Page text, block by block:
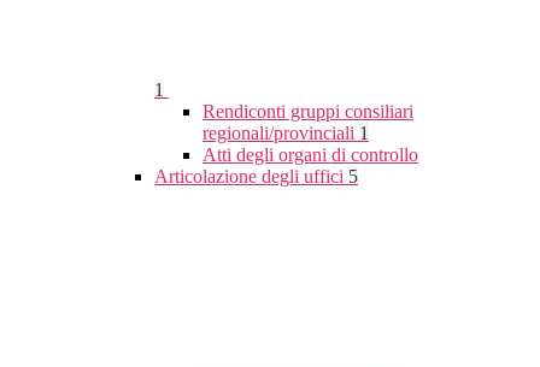
1
Rendiconti gruppi consiliari
regionali/provinciali 1
Atti degli organi di controllo
Articolazione degli uffici 5